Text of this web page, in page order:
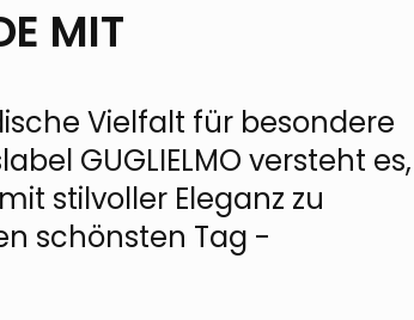
MIT
Vielfalt für besondere
GUGLIELMO versteht es,
stilvoller Eleganz zu
schönsten Tag -